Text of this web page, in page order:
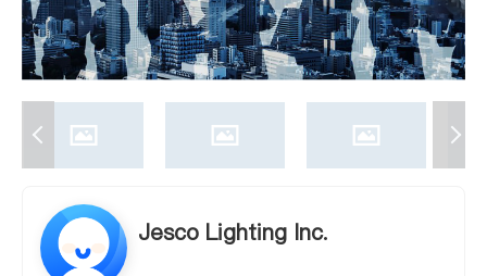
Jesco Lighting Inc.